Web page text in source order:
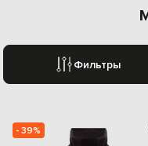
Фильтры
- 39%